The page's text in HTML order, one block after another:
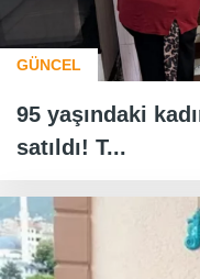
GÜNCEL
95 yaşındaki
satıldı! T...